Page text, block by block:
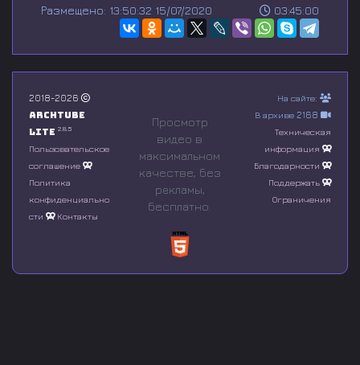
e
n
o
f
0
s
o
n
d
03:45:00
Размещено: 13:50:32 15/07/2020
2018-2026
Archtube
Lite 2.8.5
Пользовательское
соглашение
Политика
конфиденциально
сти
Контакты
Просмотр
видео в
максимальном
качестве, без
рeкламы,
бесплатно.
На сайте:
В архиве 2168
Техническая
информация
Благодарности
Поддержать
Ограничения